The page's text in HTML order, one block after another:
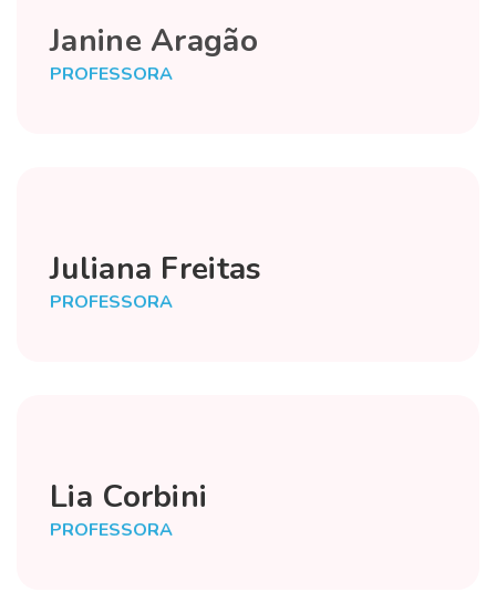
Janine Aragão
PROFESSORA
Juliana Freitas
PROFESSORA
Lia Corbini
PROFESSORA